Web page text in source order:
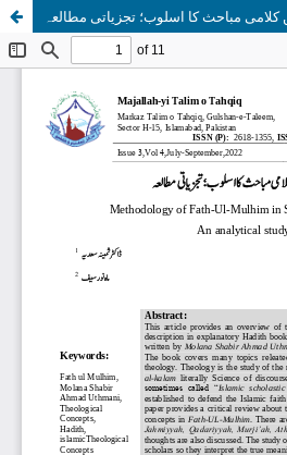
کلامی مباحث کا اسلوب؛ تجزیاتی مطالعہ